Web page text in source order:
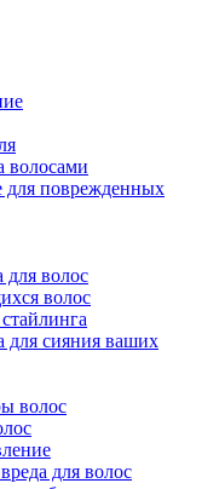
волосами
для поврежденных
для волос
волос
для сияния ваших
волос
для волос